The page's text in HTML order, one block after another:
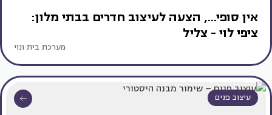
אין סופי..., הצעה לעיצוב חדרים בבתי מלון:
ציפי לוי - צליל
מערכת בית ונוי
עיצוב פנים